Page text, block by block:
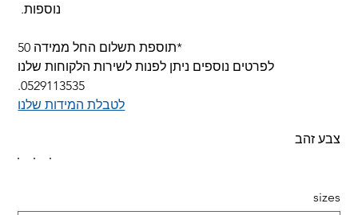
נוספות.
*תוספת תשלום החל ממידה 50
לפרטים נוספים ניתן לפנות לשירות הלקוחות שלנו
0529113535.
לטבלת המידות שלנו
צבע זהב
sizes